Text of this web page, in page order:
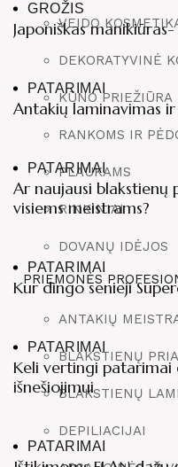
VEIDO
DEKORATYVINĖ
KŪNO PRIEŽIŪRA
RANKOMS IR
PLAUKAMS
RINKINIAI
DOVANŲ IDĖJOS
PRIEMONĖS
ANTAKIŲ
BLAKSTIENŲ
BLAKSTIENŲ
DEPILIACIJAI
GROŽIS
Japoniškas
PATARIMAI
Antakių laminavimas
PATARIMAI
Ar naujausi
visiems meistrams?
PATARIMAI
Kur dingo senieji
PATARIMAI
Keli vertingi patarimai
išnešiojimui
PATARIMAI